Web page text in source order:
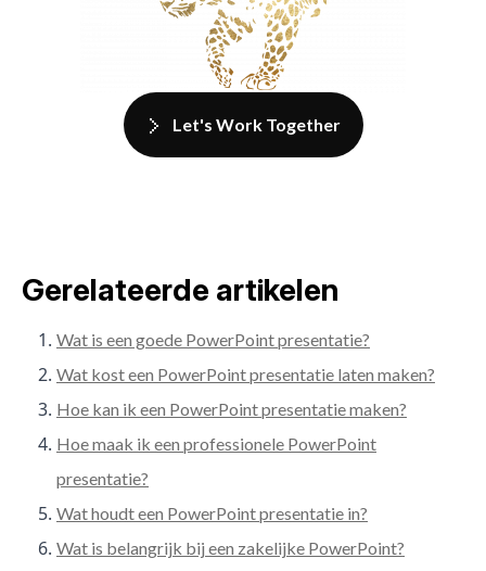
Let's Work Together
Gerelateerde artikelen
Wat is een goede PowerPoint presentatie?
Wat kost een PowerPoint presentatie laten maken?
Hoe kan ik een PowerPoint presentatie maken?
Hoe maak ik een professionele PowerPoint
presentatie?
Wat houdt een PowerPoint presentatie in?
Wat is belangrijk bij een zakelijke PowerPoint?